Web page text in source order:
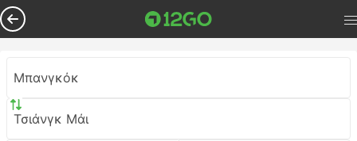
Μπανγκόκ
Τσιάνγκ Μάι